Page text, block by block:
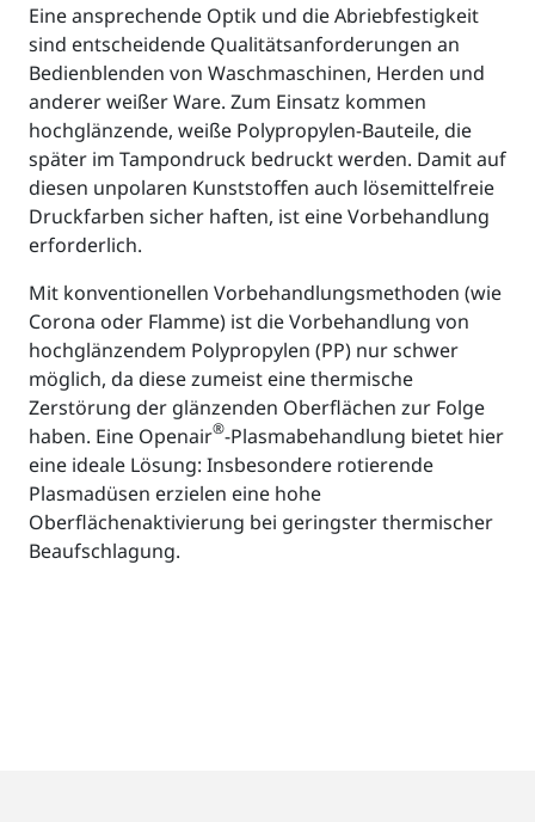
Eine ansprechende Optik und die Abriebfestigkeit
sind entscheidende Qualitätsanforderungen an
Bedienblenden von Waschmaschinen, Herden und
anderer weißer Ware. Zum Einsatz kommen
hochglänzende, weiße Polypropylen-Bauteile, die
später im Tampondruck bedruckt werden. Damit auf
diesen unpolaren Kunststoffen auch lösemittelfreie
Druckfarben sicher haften, ist eine Vorbehandlung
erforderlich.
Mit konventionellen Vorbehandlungsmethoden (wie
Corona oder Flamme) ist die Vorbehandlung von
hochglänzendem Polypropylen (PP) nur schwer
möglich, da diese zumeist eine thermische
Zerstörung der glänzenden Oberflächen zur Folge
haben. Eine Openair®-Plasmabehandlung bietet hier
eine ideale Lösung: Insbesondere rotierende
Plasmadüsen erzielen eine hohe
Oberflächenaktivierung bei geringster thermischer
Beaufschlagung.